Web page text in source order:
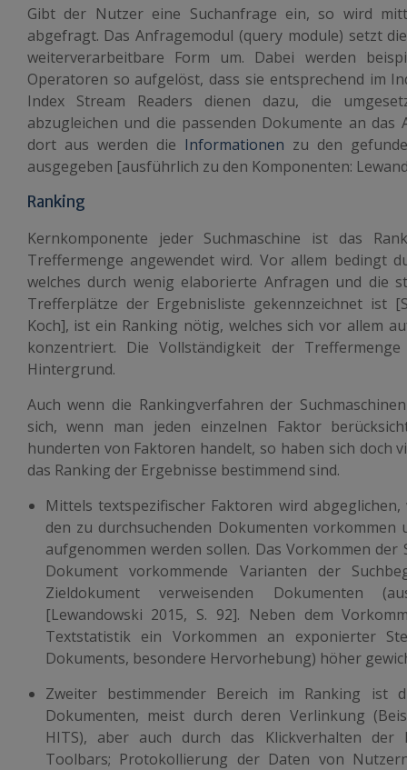
Gibt der Nutzer eine Suchanfrage ein, so wird
abgefragt. DasAnfragemodul (query module) setzt
weiterverarbeitbare Form um. Dabei werden
Operatoren so aufgelöst, dass sie entsprechend im
Index Stream Readers dienen dazu, die
abzugleichen und die passenden Dokumente an das
dort aus werden die Informationen zu den
ausgegeben [ausführlich zu den Komponenten:
Ranking
Kernkomponente jeder Suchmaschine ist das
Treffermenge angewendet wird. Vor allem bedingt
welches durch wenig elaborierte Anfragen und die
Trefferplätze der Ergebnisliste gekennzeichnet ist
Koch], ist ein Ranking nötig, welches sich vor allem
konzentriert. Die Vollständigkeit der
Hintergrund.
Auch wenn die Rankingverfahren der
sich, wenn man jeden einzelnen Faktor
hunderten von Faktoren handelt, so haben sich doch
das Ranking der Ergebnisse bestimmend sind.
Mittelstextspezifischer Faktoren wird
den zu durchsuchenden Dokumenten
aufgenommen werden sollen. Das Vorkommen
Dokument vorkommende Varianten der
Zieldokument verweisenden Dokumenten
[Lewandowski 2015, S. 92]. Neben dem
Textstatistik ein Vorkommen an exponierter
Dokuments, besondere Hervorhebung) höher
Zweiter bestimmender Bereich im Ranking ist
Dokumenten, meist durch deren Verlinkung
HITS), aber auch durch das Klickverhalten der
Toolbars; Protokollierung der Daten von